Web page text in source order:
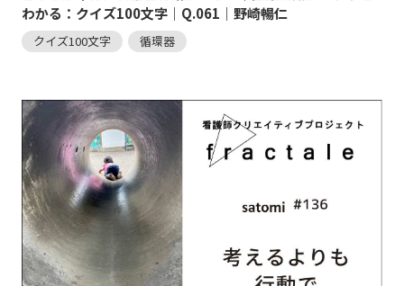
わかる：クイズ100文字｜Q.061｜野崎暢仁
クイズ100文字 循環器